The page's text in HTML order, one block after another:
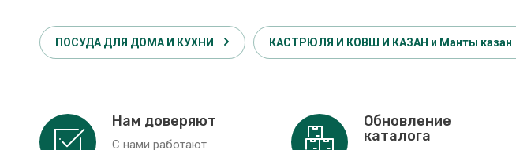
ПОСУДА ДЛЯ ДОМА И КУХНИ КАСТРЮЛЯ И КОВШ И КАЗАН и Манты казан
Нам доверяют
С нами работают
Обновление
каталога